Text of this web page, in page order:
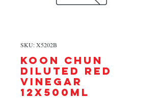
SKU: X5202B
KOON CHUN
DILUTED RED
VINEGAR
12x500ml